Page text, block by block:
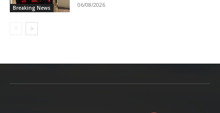
Breaking News 06/08/2026